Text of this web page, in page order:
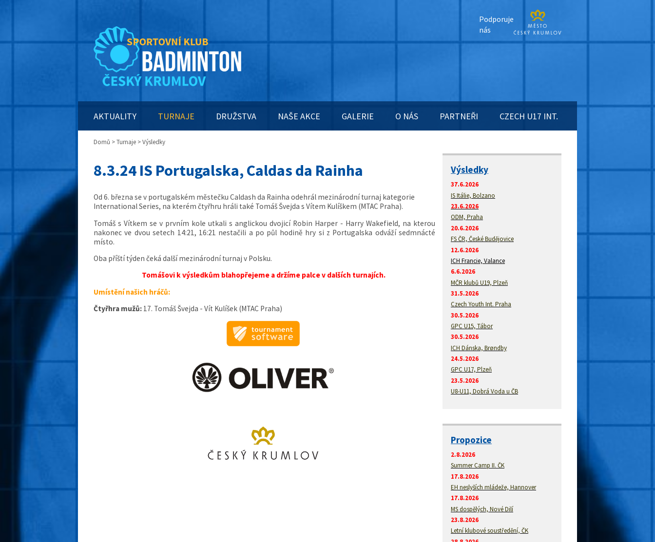
Podporuje
nás
AKTUALITY TURNAJE DRUŽSTVA NAŠE AKCE GALERIE O NÁS PARTNEŘI CZECH U17 INT.
Domů >Turnaje > Výsledky
8.3.24 IS Portugalska, Caldas da Rainha
Od 6. března se v portugalském městečku Caldash da Rainha odehrál mezinárodní turnaj kategorie
International Series, na kterém čtyřhru hráli také Tomáš Švejda s Vítem Kulíškem (MTAC Praha).
Tomáš s Vítkem se v prvním kole utkali s anglickou dvojicí Robin Harper - Harry Wakefield, na kterou
nakonec ve dvou setech 14:21, 16:21 nestačili a po půl hodině hry si z Portugalska odváží sedmnácté
místo.
Oba příští týden čeká další mezinárodní turnaj v Polsku.
Tomášovi k výsledkům blahopřejeme a držíme palce v dalších turnajích.
Umístění našich hráčů:
Čtyřhra mužů: 17. Tomáš Švejda - Vít Kulíšek (MTAC Praha)
Výsledky
37.6.2026
IS Itálie, Bolzano
23.6.2026
ODM, Praha
20.6.2026
FS ČR, České Budějovice
12.6.2026
ICH Francie, Valance
6.6.2026
MČR klubů U19, Plzeň
31.5.2026
Czech Youth Int. Praha
30.5.2026
GPC U15, Tábor
30.5.2026
ICH Dánska, Brøndby
24.5.2026
GPC U17, Plzeň
23.5.2026
U8-U11, Dobrá Voda u ČB
Propozice
2.8.2026
Summer Camp II. ČK
17.8.2026
EH neslyších mládeže, Hannover
17.8.2026
MS dospělých, Nové Dilí
23.8.2026
Letní klubové soustředění, ČK